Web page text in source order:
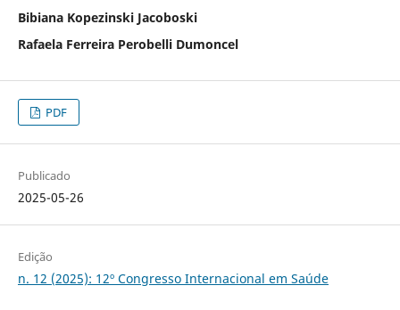
Bibiana Kopezinski Jacoboski
Rafaela Ferreira Perobelli Dumoncel
PDF
Publicado
2025-05-26
Edição
n. 12 (2025): 12º Congresso Internacional em Saúde